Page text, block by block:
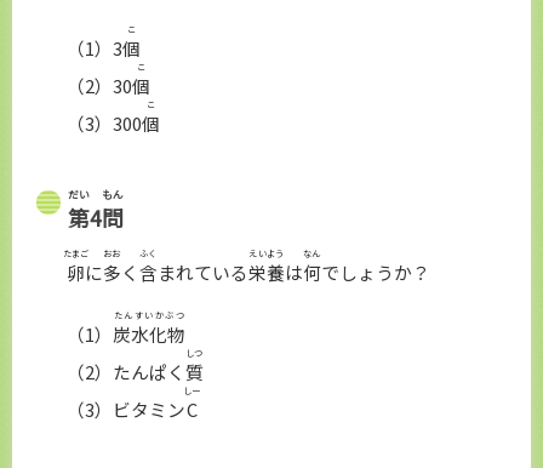
（1）3個
こ
（2）30個
こ
（3）300個
こ
第
だい
4問
もん
卵
たまご
に多
おお
く 含
ふく
まれている栄養
えいよう
は何
なん
でしょうか？
（1） 炭水化物
たんすいかぶつ
（2）たんぱく 質
しつ
（3）ビタミンC
しー